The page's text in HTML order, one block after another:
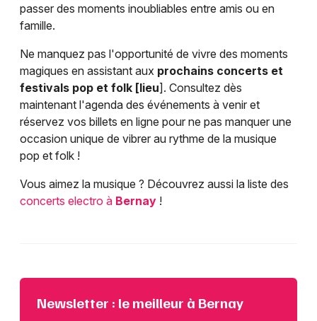
passer des moments inoubliables entre amis ou en
famille.
Ne manquez pas l'opportunité de vivre des moments
magiques en assistant aux prochains concerts et
festivals pop et folk [lieu]. Consultez dès
maintenant l'agenda des événements à venir et
réservez vos billets en ligne pour ne pas manquer une
occasion unique de vibrer au rythme de la musique
pop et folk !
Vous aimez la musique ? Découvrez aussi la liste des
concerts electro à Bernay !
Newsletter : le meilleur à Bernay